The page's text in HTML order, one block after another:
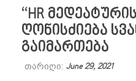
“HR
ღონისძიება
გაიმართება
თარიღი: June 29, 2021